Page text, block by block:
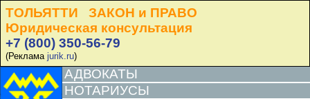
ТОЛЬЯТТИ ЗАКОН и ПРАВО
Юридическая консультация
+7 (800) 350-56-79
(Реклама jurik.ru)
АДВОКАТЫ
НОТАРИУСЫ